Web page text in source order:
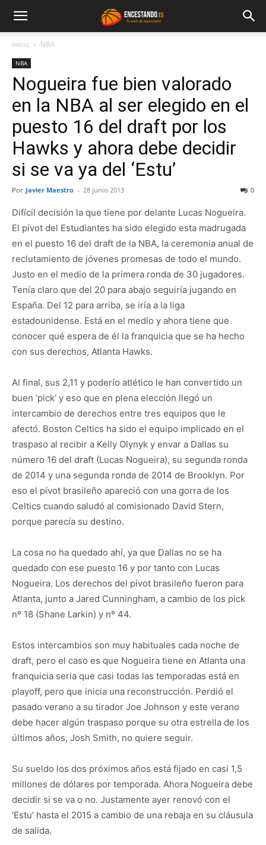
Inicio NBA
NBA
Nogueira fue bien valorado
en la NBA al ser elegido en el
puesto 16 del draft por los
Hawks y ahora debe decidir
si se va ya del ‘Estu’
Por Javier Maestro - 28 junio 2013 0
Difícil decisión la que tiene por delante Lucas Nogueira.
El pívot del Estudiantes ha sido elegido esta madrugada
en el puesto 16 del draft de la NBA, la ceremonia anual de
reclutamiento de jóvenes promesas de todo el mundo.
Justo en el medio de la primera ronda de 30 jugadores.
Tenía claro que del 20 para abajo seguiría jugando en
España. Del 12 para arriba, se iría a la liga
estadounidense. Está en el medio y ahora tiene que
conocer qué espera de él la franquicia que se ha hecho
con sus derechos, Atlanta Hawks.
Al final, sus 2,11 y poderío atlético le han convertido un
buen ‘pick’ y eso que en plena elección llegó un
intercambio de derechos entre tres equipos que le
afectó. Boston Celtics ha sido el equipo implicado en el
traspaso al recibir a Kelly Olynyk y envar a Dallas su
número 16 del draft (Lucas Nogueira), su segunda ronda
de 2014 y una segunda ronda de 2014 de Brooklyn. Por
eso el pívot brasileño apareció con una gorra de los
Celtics cuando saludó al comisionado David Stern,
porque parecía su destino.
La cosa no ha quedado ahí, ya que Dallas no se ha
quedado con ese puesto 16 y por tanto con Lucas
Nogueira. Los derechos del pívot brasileño fueron para
Atlanta, junto a Jared Cunningham, a cambio de los pick
nº 18 (Shane Larkin) y nº 44.
Estos intercambios son muy habituales cada noche de
draft, pero el caso es que Nogueira tiene en Atlanta una
franquicia seria que casi todas las temporadas está en
playoff, pero que inicia una reconstrucción. Perdió el
pasado verano a su tirador Joe Johnson y este verano
debe hacer algún traspaso porque su otra estrella de los
últimos años, Josh Smith, no quiere seguir.
Su sueldo los dos próximos años está fijado en casi 1,5
millones de dólares por temporada. Ahora Nogueira debe
decidir si se va o no. Justamente ayer renovó con el
‘Estu’ hasta el 2015 a cambio de una rebaja en su cláusula
de salida.